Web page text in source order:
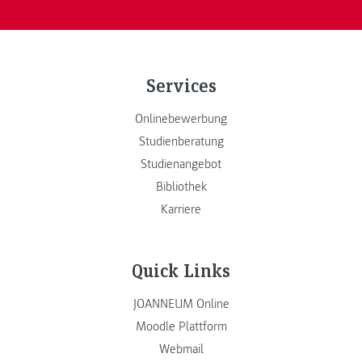
Services
Onlinebewerbung
Studienberatung
Studienangebot
Bibliothek
Karriere
Quick Links
JOANNEUM Online
Moodle Plattform
Webmail